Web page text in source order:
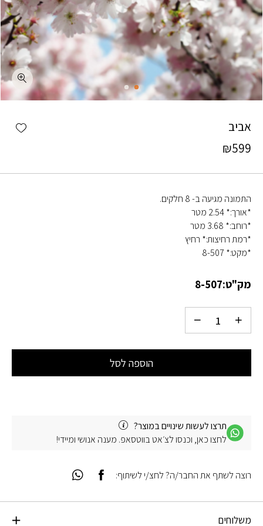
אביב
₪599
התמונה מגיעה ב- 8 חלקים.
*אורך:* 2.54 מטר
*רוחב:* 3.68 מטר
*רמת רחיצות:* רחיץ
*מקט:* 8-507
מק"ט:8-507
הוספה לסל
תרצו לעשות שינויים במוצר?
לחצו כאן, וכנסו לצ׳אט בווטסאפ. מענה אנושי ומיידי!
משלוחים
רוצה לשתף את החבר/ה? לחצ/י לשיתוף: